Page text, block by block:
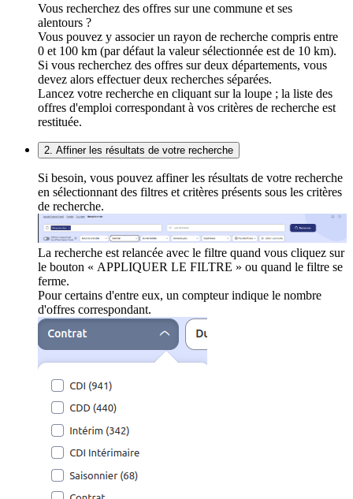
Vous recherchez des offres sur une commune et ses
alentours ?
Vous pouvez y associer un rayon de recherche compris entre
0 et 100 km (par défaut la valeur sélectionnée est de 10 km).
Si vous recherchez des offres sur deux départements, vous
devez alors effectuer deux recherches séparées.
Lancez votre recherche en cliquant sur la loupe ; la liste des
offres d'emploi correspondant à vos critères de recherche est
restituée.
2. Affiner les résultats de votre recherche
Si besoin, vous pouvez affiner les résultats de votre recherche
en sélectionnant des filtres et critères présents sous les critères
de recherche.
La recherche est relancée avec le filtre quand vous cliquez sur
le bouton « APPLIQUER LE FILTRE » ou quand le filtre se
ferme.
Pour certains d'entre eux, un compteur indique le nombre
d'offres correspondant.